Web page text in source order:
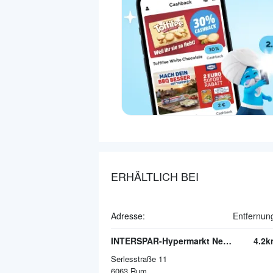
ERHÄLTLICH BEI
Adresse:
INTERSPAR-Hypermarkt Neu Rum
Serlesstraße 11